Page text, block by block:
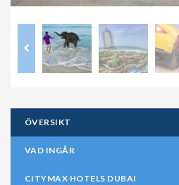
ÖVERSIKT
VAD INGÅR
CITYMAX HOTELS DUBAI